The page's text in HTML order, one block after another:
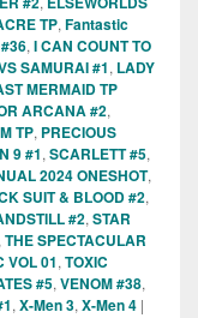
TP, Fantastic
, I CAN COUNT TO
SAMURAI #1, LADY
MERMAID TP
ARCANA #2,
TP, PRECIOUS
9 #1, SCARLETT #5,
2024 ONESHOT,
SUIT & BLOOD #2,
#2, STAR
THE SPECTACULAR
VOL 01, TOXIC
#5, VENOM #38,
, X-Men 3, X-Men 4 |